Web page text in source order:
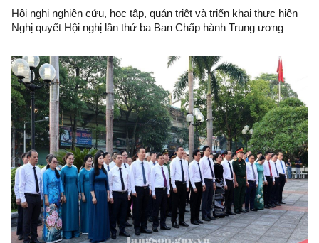
Hội nghị nghiên cứu, học tập, quán triệt và triển khai thực hiện
Nghị quyết Hội nghị lần thứ ba Ban Chấp hành Trung ương
Đồng Đăng-Lạng Sơn